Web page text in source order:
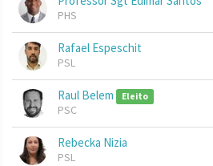
PHS
Rafael Espeschit
PSL
Raul Belem Eleito
PSC
Rebecka Nizia
PSL